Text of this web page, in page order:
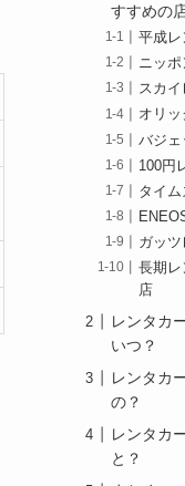
すすめの
平成レ
ニッ
スカ
オリ
バジェ
100円
タイ
ガッ
長期レ
店
レンタカ
いつ？
レンタカ
の？
レンタカ
と？